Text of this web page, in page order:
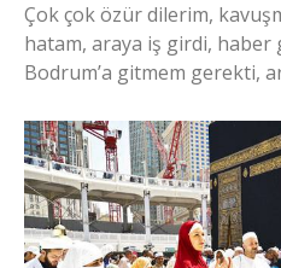
Çok çok özür dilerim,
hatam, araya iş girdi,
Bodrum’a gitmem gerekti,